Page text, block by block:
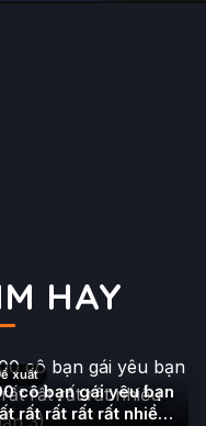
HAY
xuất
cô bạn gái yêu bạn
rất rất rất rất nhiều